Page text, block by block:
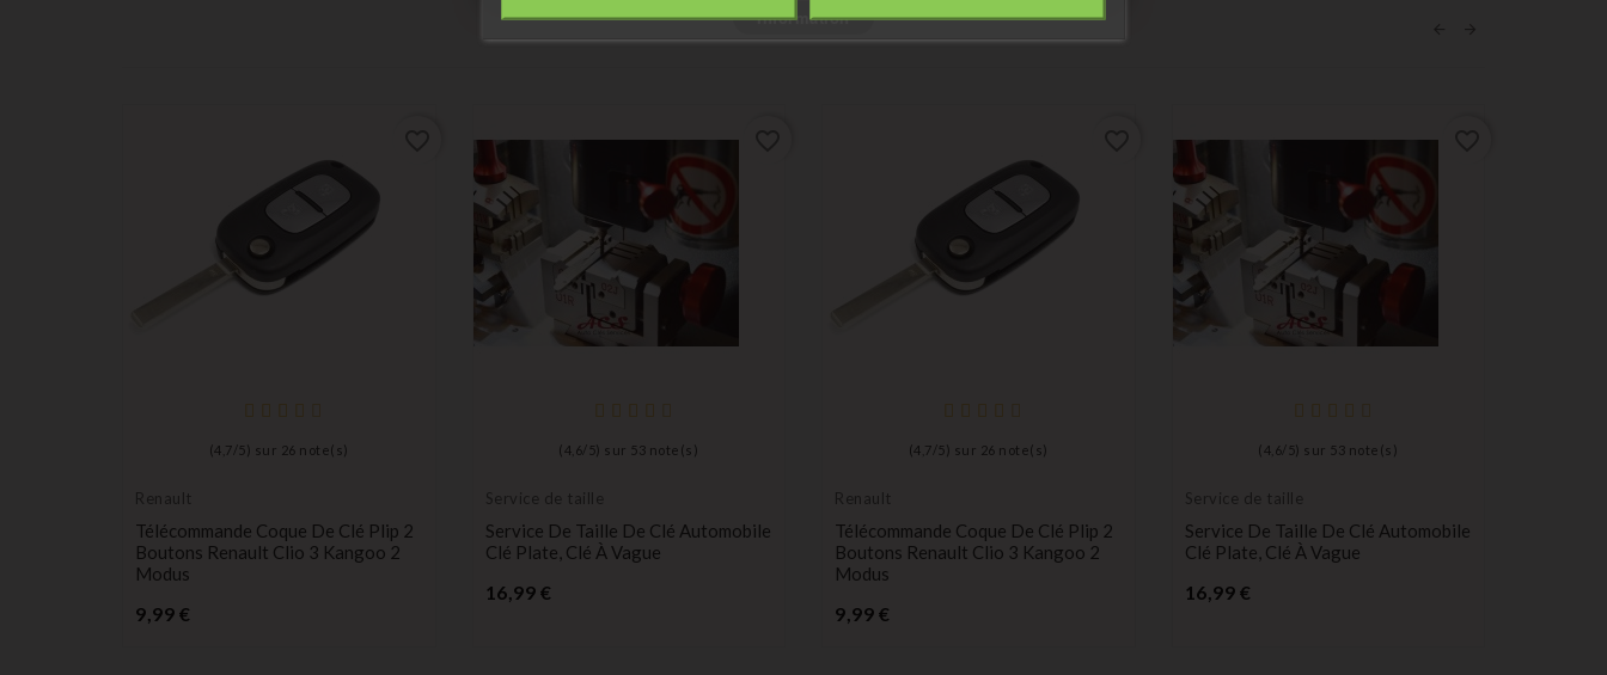
Vous Pourriez Aussi Aimer
(4,7 / 5) sur 26 note(s)
Renault
Télécommande Coque De Clé Plip 2
Boutons Renault Clio 3 Kangoo 2
Modus
9,99 €
( 4,6/ 5) sur 53 note(s)
Service de taille
Service De Taille De Clé Automobile
Clé Plate, Clé À Vague
16,99 €
(4,7 / 5) sur 26 note(s)
Renault
Télécommande Coque De Clé Plip 2
Boutons Renault Clio 3 Kangoo 2
Modus
9,99 €
( 4,6/ 5) sur 53 note(s)
Service de taille
Service De Taille De Clé Automobile
Clé Plate, Clé À Vague
16,99 €
Information